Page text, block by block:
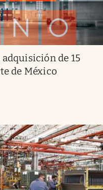
adquisición de 15
de México